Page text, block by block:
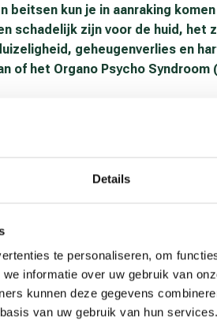
Details
te personaliseren, om
informatie over uw gebruik van
kunnen deze gegevens
van uw gebruik van hun services.
beitsen kun je in aanraking
schadelijk zijn voor de huid, het
geheugenverlies en
of het Organo Psycho Syndroom
voor minder schadelijke
solid lakken en
andere vervelende stoffen in zitten,
op het blik of vat.
Zorg dus voor zo min mogelijk